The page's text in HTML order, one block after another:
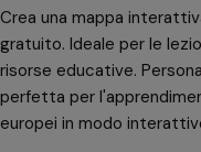
Crea una mappa
gratuito. Ideale per le
risorse educative.
perfetta per
europei in modo